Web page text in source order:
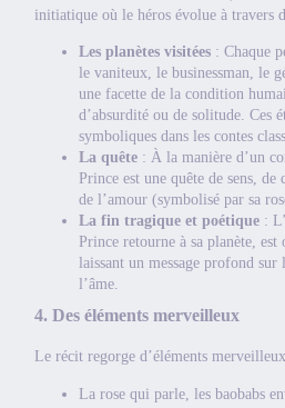
initiatique où le héros évolue à travers
Les planètes visitées: Chaque
le vaniteux, le businessman, le
une facette de la condition
d’absurdité ou de solitude. Ces
symboliques dans les contes
La quête: À la manière d’un
Prince est une quête de sens,
de l’amour (symbolisé par sa
La fin tragique et poétique:
Prince retourne à sa planète,
laissant un message profond
l’âme.
4. Des éléments merveilleux
Le récit regorge d’éléments
La rose qui parle, les baobabs